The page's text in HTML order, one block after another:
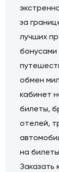
за
лучших
бонусами
обмен
кабинет
билеты,
отелей,
на
Заказать